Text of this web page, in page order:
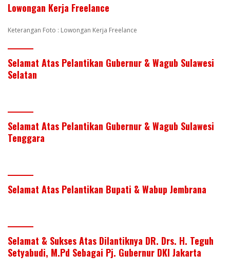
Lowongan Kerja Freelance
Keterangan Foto : Lowongan Kerja Freelance
Selamat Atas Pelantikan Gubernur & Wagub Sulawesi
Selatan
Selamat Atas Pelantikan Gubernur & Wagub Sulawesi
Tenggara
Selamat Atas Pelantikan Bupati & Wabup Jembrana
Selamat & Sukses Atas Dilantiknya DR. Drs. H. Teguh
Setyabudi, M.Pd Sebagai Pj. Gubernur DKI Jakarta